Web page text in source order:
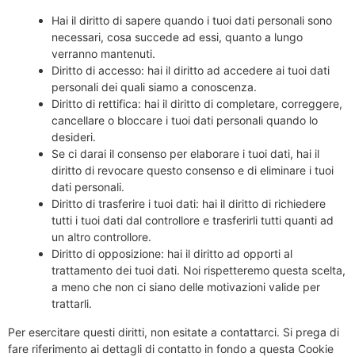
Hai il diritto di sapere quando i tuoi dati personali sono
necessari, cosa succede ad essi, quanto a lungo
verranno mantenuti.
Diritto di accesso: hai il diritto ad accedere ai tuoi dati
personali dei quali siamo a conoscenza.
Diritto di rettifica: hai il diritto di completare, correggere,
cancellare o bloccare i tuoi dati personali quando lo
desideri.
Se ci darai il consenso per elaborare i tuoi dati, hai il
diritto di revocare questo consenso e di eliminare i tuoi
dati personali.
Diritto di trasferire i tuoi dati: hai il diritto di richiedere
tutti i tuoi dati dal controllore e trasferirli tutti quanti ad
un altro controllore.
Diritto di opposizione: hai il diritto ad opporti al
trattamento dei tuoi dati. Noi rispetteremo questa scelta,
a meno che non ci siano delle motivazioni valide per
trattarli.
Per esercitare questi diritti, non esitate a contattarci. Si prega di
fare riferimento ai dettagli di contatto in fondo a questa Cookie